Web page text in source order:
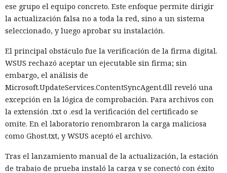
ese grupo el equipo concreto. Este enfoque permite dirigir
la actualización falsa no a toda la red, sino a un sistema
seleccionado, y luego aprobar su instalación.
El principal obstáculo fue la verificación de la firma digital.
WSUS rechazó aceptar un ejecutable sin firma; sin
embargo, el análisis de
Microsoft.UpdateServices.ContentSyncAgent.dll reveló una
excepción en la lógica de comprobación. Para archivos con
la extensión .txt o .esd la verificación del certificado se
omite. En el laboratorio renombraron la carga maliciosa
como Ghost.txt, y WSUS aceptó el archivo.
Tras el lanzamiento manual de la actualización, la estación
de trabajo de prueba instaló la carga y se conectó con éxito